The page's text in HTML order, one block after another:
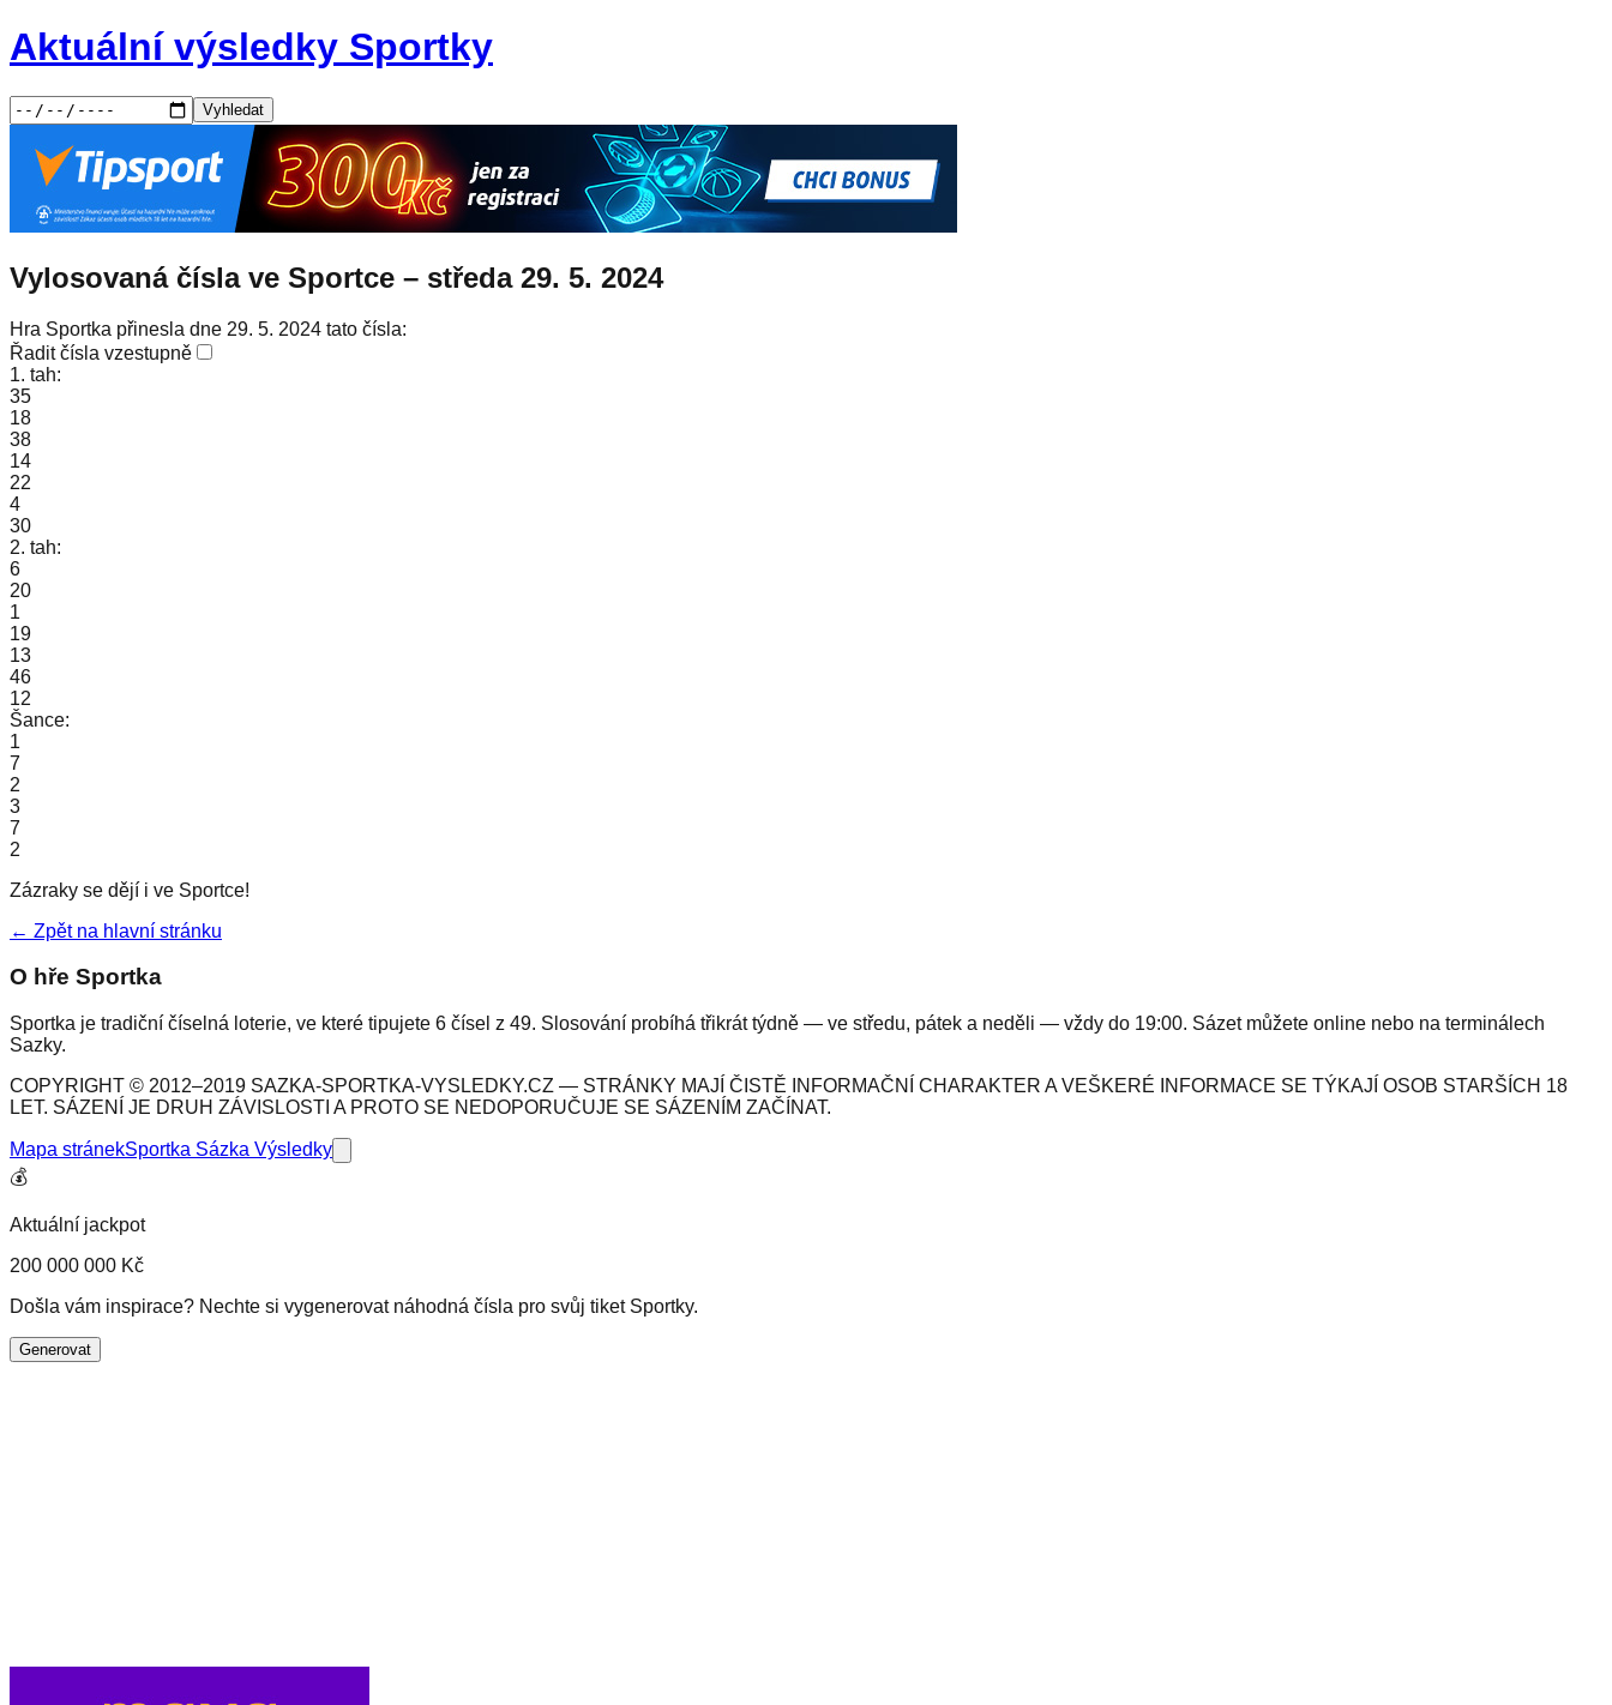
Aktuální výsledky Sportky
Vyhledat
Vylosovaná čísla ve Sportce – středa 29. 5. 2024
Hra Sportka přinesla dne 29. 5. 2024 tato čísla:
Řadit čísla vzestupně
1. tah:
35
18
38
14
22
4
30
2. tah:
6
20
1
19
13
46
12
Šance:
1
7
2
3
7
2
Zázraky se dějí i ve Sportce!
← Zpět na hlavní stránku
O hře Sportka
Sportka je tradiční číselná loterie, ve které tipujete 6 čísel z 49. Slosování probíhá třikrát týdně — ve středu, pátek a neděli — vždy do 19:00. Sázet můžete online nebo na terminálech
Sazky.
COPYRIGHT © 2012–2019 SAZKA-SPORTKA-VYSLEDKY.CZ — STRÁNKY MAJÍ ČISTĚ INFORMAČNÍ CHARAKTER A VEŠKERÉ INFORMACE SE TÝKAJÍ OSOB STARŠÍCH 18
LET. SÁZENÍ JE DRUH ZÁVISLOSTI A PROTO SE NEDOPORUČUJE SE SÁZENÍM ZAČÍNAT.
Mapa stránekSportka Sázka Výsledky
💰
Aktuální jackpot
200 000 000 Kč
Došla vám inspirace? Nechte si vygenerovat náhodná čísla pro svůj tiket Sportky.
Generovat